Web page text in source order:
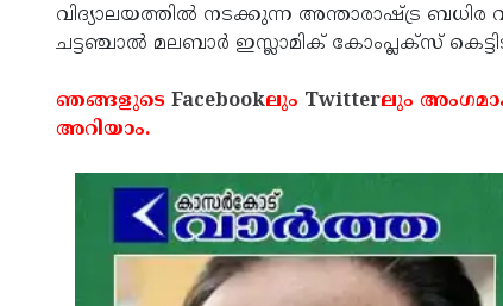
വിദ്യാലയത്തില്‍ നടക്കുന്ന അന്താരാഷ്ട്ര ബധിര
ചട്ടഞ്ചാല്‍ മലബാര്‍ ഇസ്ലാമിക് കോംപ്ലക്‌സ്
ഞങ്ങളുടെ Facebookലും Twitterലും
അറിയാം.